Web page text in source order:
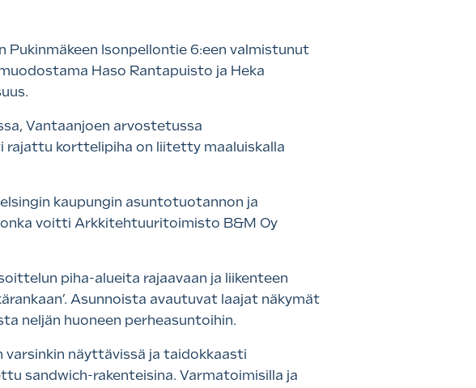
Pukinmäkeen Isonpellontie 6:een valmistunut
Haso Rantapuisto ja Heka
Vantaanjoen arvostetussa
rajattu korttelipiha on liitetty maaluiskalla
kaupungin asuntotuotannon ja
voitti Arkkitehtuuritoimisto B&M Oy
piha-alueita rajaavaan ja liikenteen
Asunnoista avautuvat laajat näkymät
neljän huoneen perheasuntoihin.
varsinkin näyttävissä ja taidokkaasti
sandwich-rakenteisina. Varmatoimisilla ja